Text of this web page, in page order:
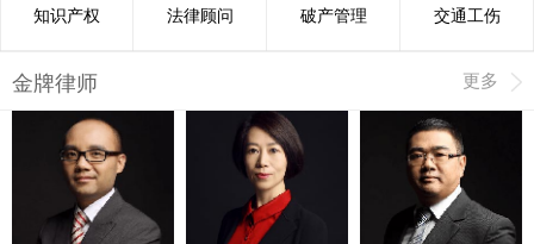
知识产权 法律顾问 破产管理 交通工伤
金牌律师 更多